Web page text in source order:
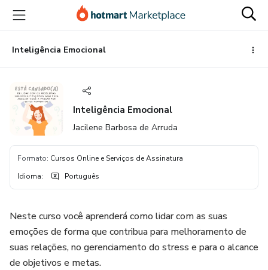
para
conteúdo
principal
para
pagamento
para
rodapé
Inteligência Emocional
Inteligência Emocional
Jacilene Barbosa de Arruda
Formato: Cursos Online e Serviços de Assinatura
Idioma: Português
Neste curso você aprenderá como lidar com as suas
emoções de forma que contribua para melhoramento de
suas relações, no gerenciamento do stress e para o alcance
de objetivos e metas.